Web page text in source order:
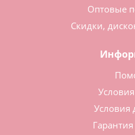
Оптовые
Скидки,
Условия